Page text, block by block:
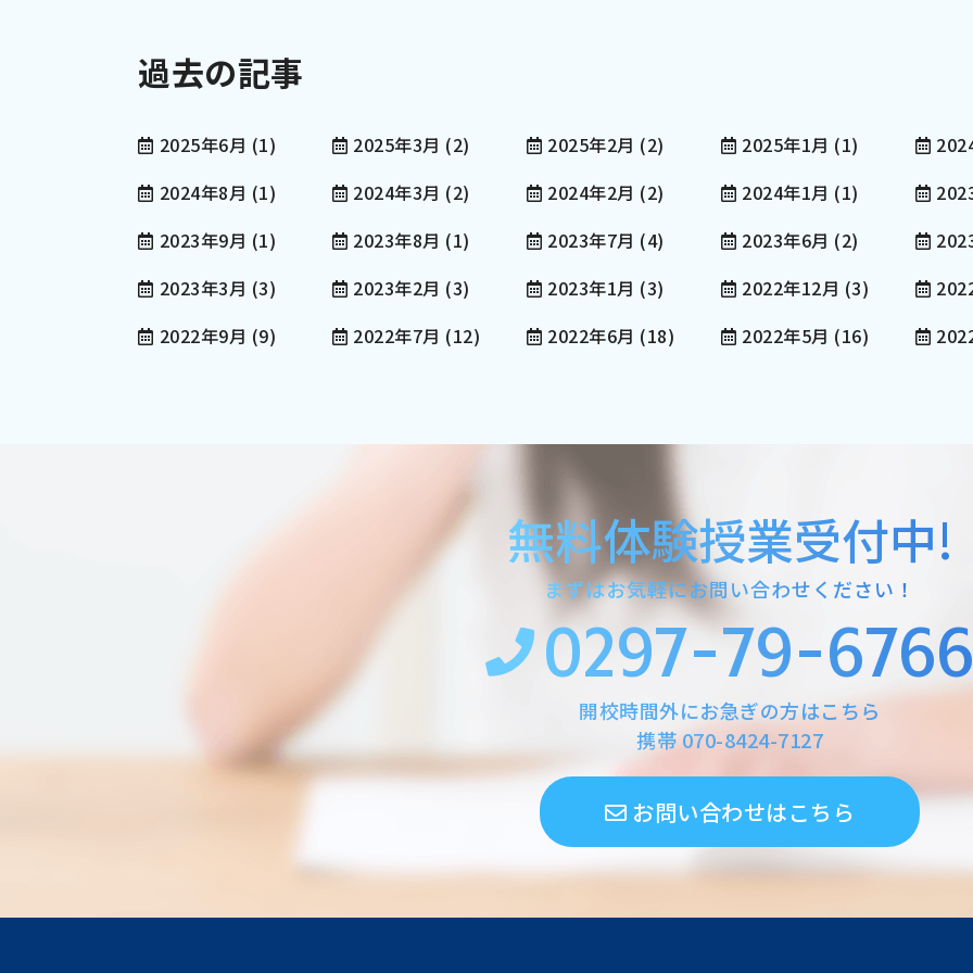
過去の記事
2025年6月 (1) 2025年3月 (2) 2025年2月 (2) 2025年1月 (1)
2024年8月 (1) 2024年3月 (2) 2024年2月 (2) 2024年1月 (1)
2023年9月 (1) 2023年8月 (1) 2023年7月 (4) 2023年6月 (2)
2023年3月 (3) 2023年2月 (3) 2023年1月 (3) 2022年12月 (3)
2022年9月 (9) 2022年7月 (12) 2022年6月 (18) 2022年5月 (16)
無料体験授業受付中!
まずはお気軽にお問い合わせください！
0297-79-6766
開校時間外にお急ぎの方はこちら
携帯070-8424-7127
お問い合わせはこちら